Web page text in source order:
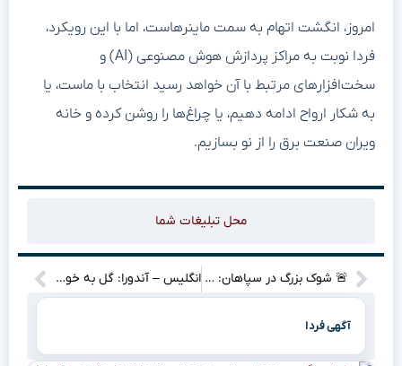
امروز، انگشت اتهام به سمت ماینرهاست، اما با این رویکرد،
فردا نوبت به مراکز پردازش هوش مصنوعی (AI) و
سخت‌افزارهای مرتبط با آن خواهد رسید انتخاب با ماست، یا
به شکار ارواح ادامه دهیم، یا چراغ‌ها را روشن کرده و خانه
ویران صنعت برق را از نو بسازیم.
محل تبلیغات شما
🚨 شوک بزرگ در سپاهان: آلوز می‌رود؟ جزئیات پرونده‌ای که هواداران را نگران کرده! انگلیس – آندورا: گل به خودی عجیب به لطف مادوئکه!
آگهی فردا